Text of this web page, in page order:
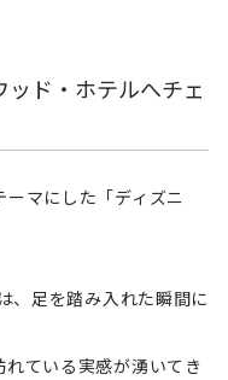
ド・ホテルへチェ
マにした「ディズニ
、足を踏み入れた瞬間に
ている実感が湧いてき